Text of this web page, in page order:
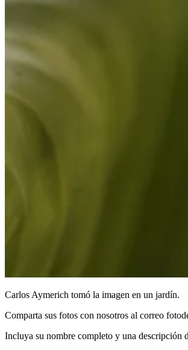
Carlos Aymerich tomó la imagen en un jardín.
Comparta sus fotos con nosotros al correo
Incluya su nombre completo y una descripción